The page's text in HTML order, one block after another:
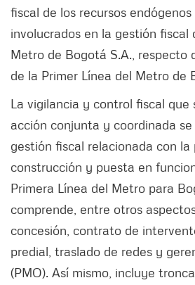
fiscal de los recursos
involucrados en la gestión fiscal
Metro de Bogotá S.A., respecto
de la Primer Línea del Metro de
La vigilancia y control fiscal que
acción conjunta y coordinada
gestión fiscal relacionada con la
construcción y puesta en
Primera Línea del Metro para
comprende, entre otros
concesión, contrato de
predial, traslado de redes y
(PMO). Así mismo, incluye